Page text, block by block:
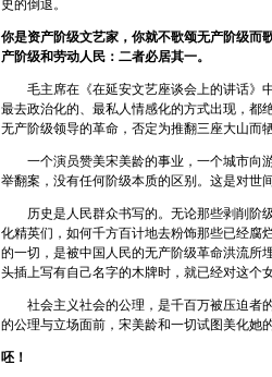
史的倒退。
你是资产阶级文艺家，你就不歌颂无产阶级而
产阶级和劳动人民：二者必居其一。
毛主席在《在延安文艺座谈会上的讲话》中
最去政治化的、最私人情感化的方式出现，
无产阶级领导的革命，否定为推翻三座大山而
一个演员赞美宋美龄的事业，一个城市向游
举翻案，没有任何阶级本质的区别。这是对世
历史是人民群众书写的。无论那些剥削阶级
化精英们，如何千方百计地去粉饰那些已经腐
的一切，是被中国人民的无产阶级革命洪流所
头插上写有自己名字的木牌时，就已经对这个
社会主义社会的公理，是千百万被压迫者
的公理与立场面前，宋美龄和一切试图美化她
呸！